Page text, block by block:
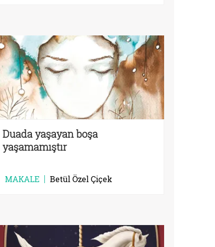
Duada yaşayan boşa
yaşamamıştır
MAKALE Betül Özel Çiçek